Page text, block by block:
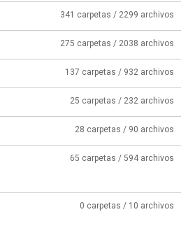
341 carpetas / 2299 archivos
275 carpetas / 2038 archivos
137 carpetas / 932 archivos
25 carpetas / 232 archivos
28 carpetas / 90 archivos
65 carpetas / 594 archivos
0 carpetas / 10 archivos